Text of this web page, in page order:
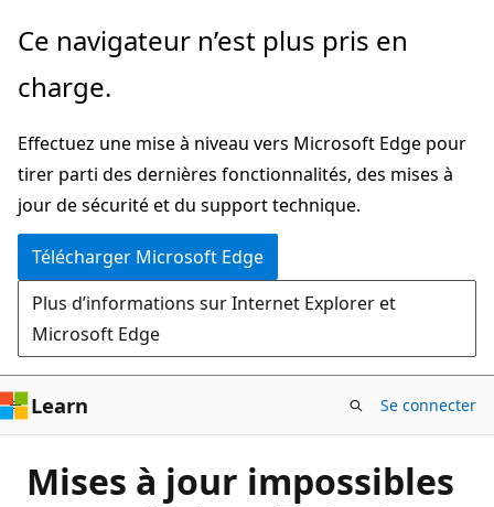
Passer
directement
au
principal
Ce navigateur n’est plus pris en
charge.
Effectuez une mise à niveau vers Microsoft Edge pour
tirer parti des dernières fonctionnalités, des mises à
jour de sécurité et du support technique.
Télécharger Microsoft Edge
Plus d’informations sur Internet Explorer et
Microsoft Edge
Learn Se connecter
Mises à jour impossibles